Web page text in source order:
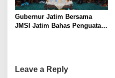
Gubernur Jatim Bersama
JMSI Jatim Bahas Penguatan
Leave a Reply